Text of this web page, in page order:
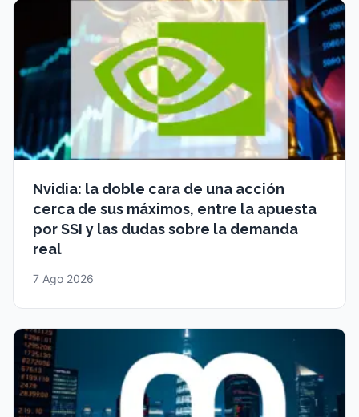
Nvidia: la doble cara de una acción
cerca de sus máximos, entre la apuesta
por SSI y las dudas sobre la demanda
real
7 Ago 2026